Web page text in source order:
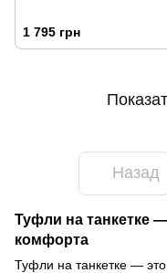
1 795 грн
Назад
Туфли на танкетке
комфорта
Туфли на танкетке —